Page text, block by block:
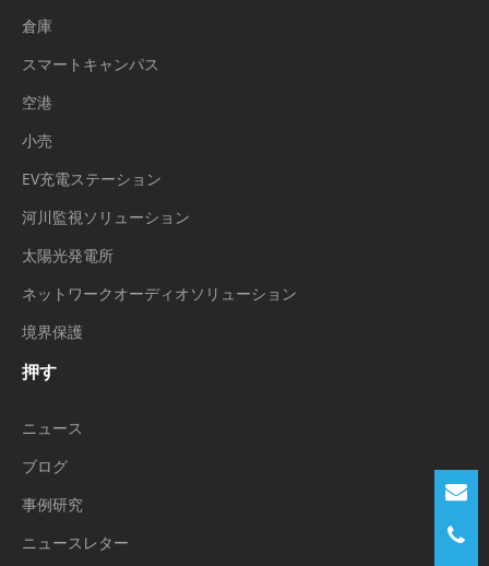
倉庫
スマートキャンパス
空港
小売
EV充電ステーション
河川監視ソリューション
太陽光発電所
ネットワークオーディオソリューション
境界保護
押す
ニュース
ブログ
事例研究
ニュースレター